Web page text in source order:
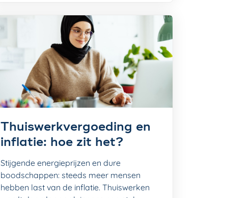
Thuiswerkvergoeding en
inflatie: hoe zit het?
Stijgende energieprijzen en dure
boodschappen: steeds meer mensen
hebben last van de inflatie. Thuiswerken